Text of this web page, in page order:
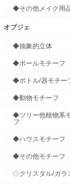
◆その他メイク用
オブジェ
◆抽象的立体
◆ボールモチーフ
◆ボトル/器モチー
◆動物モチーフ
◆ツリー他植物系
フ
◆ハウスモチーフ
◆その他モチーフ
◇クリスタル/ガラ